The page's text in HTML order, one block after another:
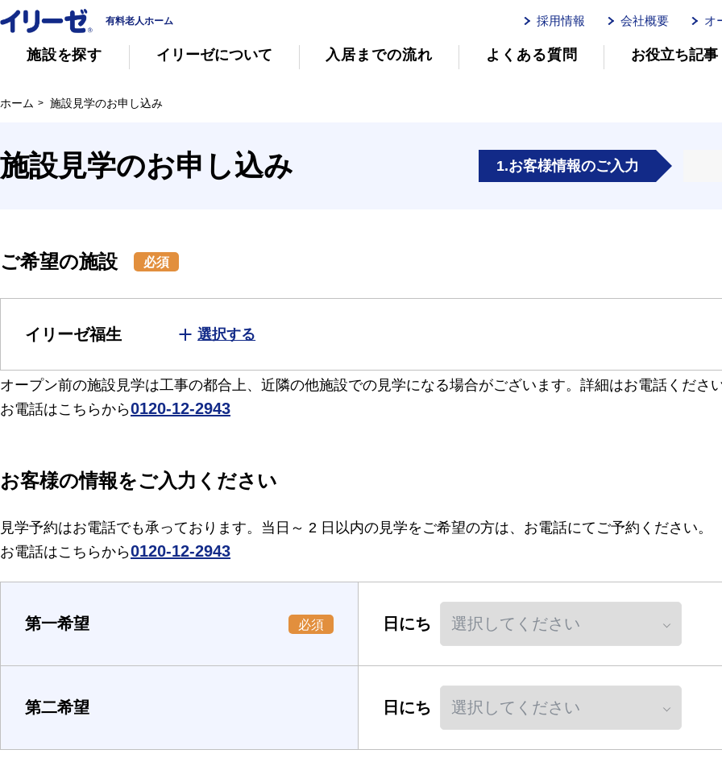
有料老人ホーム
施設を探す イリーゼについて
イリーゼについて
会社概要
入居までの流れ よくある質問 お役立ち記事
意外と知らない介護保険の基本 有料老人ホームを選ぶ時のポイント
採用情報 会社概要 オ
ホーム 施設見学のお申し込み
施設見学のお申し込み 1.お客様情報のご入力
ご希望の施設 必須
イリーゼ福生 選択する
オープン前の施設見学は工事の都合上、近隣の他施設での見学になる場合がございます。詳細はお電話くださ
お電話はこちらから0120-12-2943
お客様の情報をご入力ください
見学予約はお電話でも承っております。当日～ 2 日以内の見学をご希望の方は、お電話にてご予約ください。
お電話はこちらから0120-12-2943
第一希望 必須 日にち
第二希望 日にち